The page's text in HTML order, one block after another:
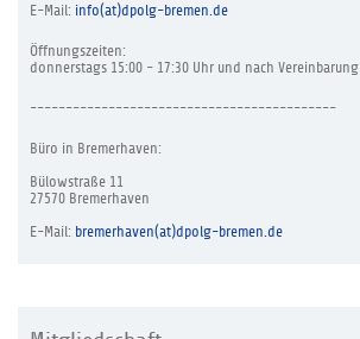
E-Mail: info(at)dpolg-bremen.de
Öffnungszeiten:
donnerstags 15:00 - 17:30 Uhr und nach Vereinbarung
-------------------------------------------
Büro in Bremerhaven:
Bülowstraße 11
27570 Bremerhaven
E-Mail: bremerhaven(at)dpolg-bremen.de